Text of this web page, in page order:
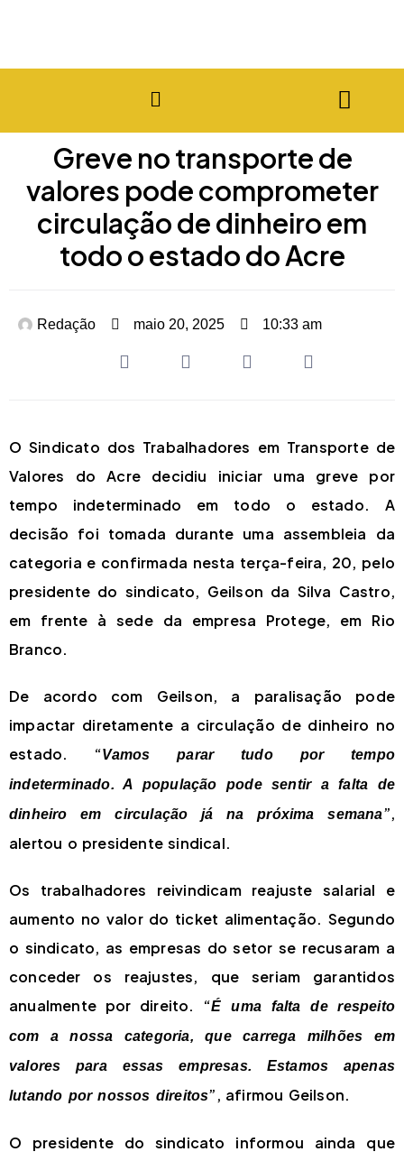
Greve no transporte de
valores pode comprometer
circulação de dinheiro em
todo o estado do Acre
Redação maio 20, 2025 10:33 am
O Sindicato dos Trabalhadores em Transporte de
Valores do Acre decidiu iniciar uma greve por
tempo indeterminado em todo o estado. A
decisão foi tomada durante uma assembleia da
categoria e confirmada nesta terça-feira, 20, pelo
presidente do sindicato, Geilson da Silva Castro,
em frente à sede da empresa Protege, em Rio
Branco.
De acordo com Geilson, a paralisação pode
impactar diretamente a circulação de dinheiro no
estado. “Vamos parar tudo por tempo
indeterminado. A população pode sentir a falta de
dinheiro em circulação já na próxima semana”,
alertou o presidente sindical.
Os trabalhadores reivindicam reajuste salarial e
aumento no valor do ticket alimentação. Segundo
o sindicato, as empresas do setor se recusaram a
conceder os reajustes, que seriam garantidos
anualmente por direito. “É uma falta de respeito
com a nossa categoria, que carrega milhões em
valores para essas empresas. Estamos apenas
lutando por nossos direitos”, afirmou Geilson.
O presidente do sindicato informou ainda que